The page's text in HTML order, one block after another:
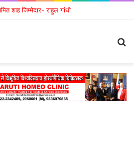
शाह जिम्मेदार- राहुल गांधी